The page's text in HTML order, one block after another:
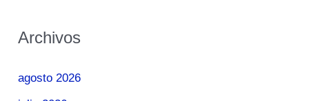
Archivos
agosto 2026